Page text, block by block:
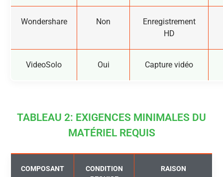
Wondershare Non
Enregistrement
HD
VideoSolo Oui Capture vidéo
TABLEAU 2: EXIGENCES MINIMALES DU
MATÉRIEL REQUIS
COMPOSANT
CONDITION
RAISON